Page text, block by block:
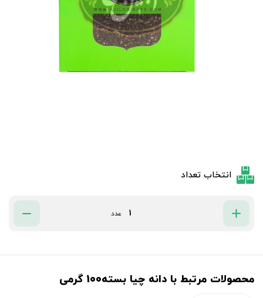
انتخاب تعداد
عدد
محصولات مرتبط با دانه چیا بسته100 گرمی